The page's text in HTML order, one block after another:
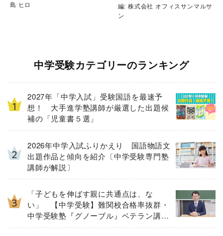
島 ヒロ
編: 株式会社 オフィスサンマルサ
ン
中学受験カテゴリーのランキング
2027年「中学入試」受験国語を最速予
想！ 大手進学塾講師が厳選した出題候
補の「児童書５選」
2026年中学入試ふりかえり 国語物語文
出題作品と傾向を紹介〔中学受験専門塾
講師が解説〕
「子どもを伸ばす親に共通点は、な
い」 【中学受験】難関校合格率抜群・
中学受験塾『グノーブル』ベテラン講師
が「保護者のお悩み」にガチ回答！